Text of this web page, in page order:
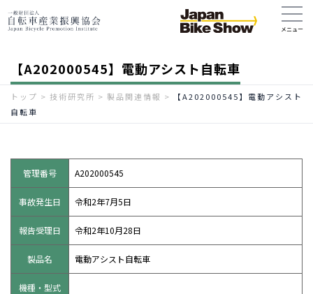
【A202000545】電動アシスト自転車
トップ > 技術研究所 > 製品関連情報 >
【A202000545】電動アシスト
自転車
管理番号 A202000545
事故発生日 令和2年7月5日
報告受理日 令和2年10月28日
製品名 電動アシスト自転車
機種・型式